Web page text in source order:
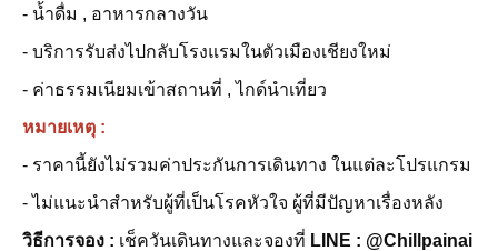
- น้ำดื่ม , อาหารกลางวัน
- บริการรับส่งไปกลับโรงแรมในตัวเมืองเชียงใหม่
- ค่าธรรมเนียมเข้าสถานที่ , ไกด์นำเที่ยว
หมายเหตุ :
- ราคานี้ยังไม่รวมค่าประกันการเดินทาง ในแต่ละโปรแกรม
- ไม่แนะนำสำหรับผู้ที่เป็นโรคหัวใจ ผู้ที่มีปัญหาเรื่องหลัง
วิธีการจอง : เช็ควันเดินทางและจองที่ LINE : @Chillpainai